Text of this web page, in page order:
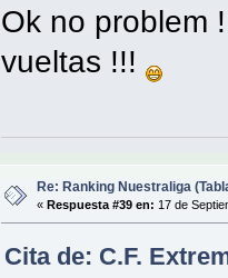
Ok no problem
vueltas !!!
Re: Ranking Nuestraliga
« Respuesta #39 en: 17 de
Cita de: C.F.